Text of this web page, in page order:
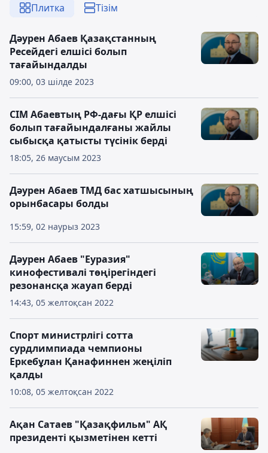
Плитка Тізім
09:00, 03 шілде 2023
Дәурен Абаев Қазақстанның
Ресейдегі елшісі болып
тағайындалды
18:05, 26 маусым 2023
СІМ Абаевтың РФ-дағы ҚР елшісі
болып тағайындалғаны жайлы
сыбысқа қатысты түсінік берді
15:59, 02 наурыз 2023
Дәурен Абаев ТМД бас хатшысының
орынбасары болды
14:43, 05 желтоқсан 2022
Дәурен Абаев "Еуразия"
кинофестивалі төңірегіндегі
резонансқа жауап берді
10:08, 05 желтоқсан 2022
Спорт министрлігі сотта
сурдлимпиада чемпионы
Еркебұлан Қанафиннен жеңіліп
қалды
Ақан Сатаев "Қазақфильм" АҚ
президенті қызметінен кетті